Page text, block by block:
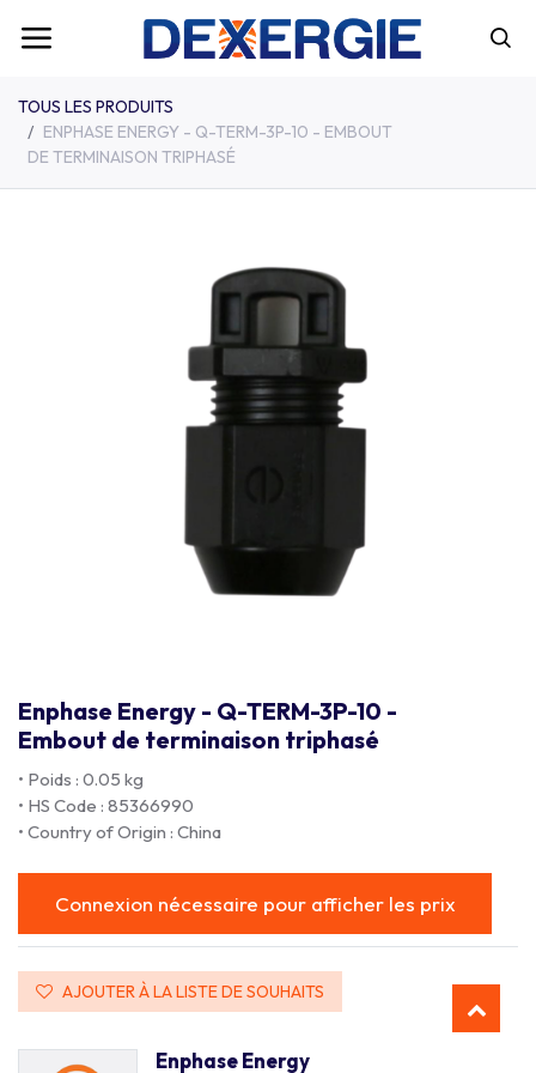
TOUS LES PRODUITS
ENPHASE ENERGY - Q-TERM-3P-10 - EMBOUT
DE TERMINAISON TRIPHASÉ
Enphase Energy - Q-TERM-3P-10 -
Embout de terminaison triphasé
• Poids : 0.05 kg
• HS Code : 85366990
• Country of Origin : China
Connexion nécessaire pour afficher les prix
AJOUTER À LA LISTE DE SOUHAITS
Enphase Energy